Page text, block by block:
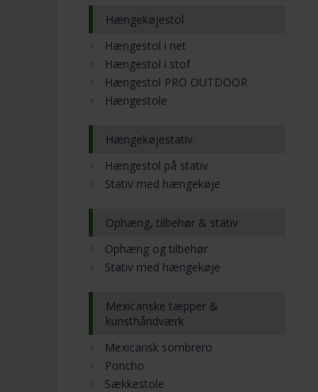
Hængekøjestol
Hængestol i net
Hængestol i stof
Hængestol PRO OUTDOOR
Hængestole
Hængekøjestativ
Hængestol på stativ
Stativ med hængekøje
Ophæng, tilbehør & stativ
Ophæng og tilbehør
Stativ med hængekøje
Mexicanske tæpper &
kunsthåndværk
Mexicansk sombrero
Poncho
Sækkestole